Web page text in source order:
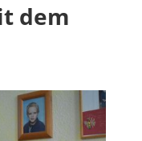
dem